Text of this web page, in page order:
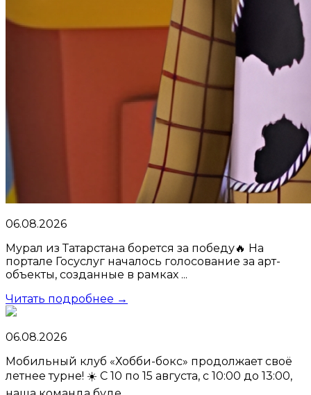
06.08.2026
Мурал из Татарстана борется за победу🔥 На
портале Госуслуг началось голосование за арт-
объекты, созданные в рамках ...
Читать подробнее →
06.08.2026
Мобильный клуб «Хобби-бокс» продолжает своё
летнее турне! ☀️ С 10 по 15 августа, с 10:00 до 13:00,